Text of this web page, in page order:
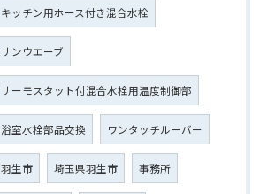
キッチン用ホース付き混合水栓
サンウエーブ
サーモスタット付混合水栓用温度制御部
浴室水栓部品交換 ワンタッチルーバー
羽生市 埼玉県羽生市 事務所